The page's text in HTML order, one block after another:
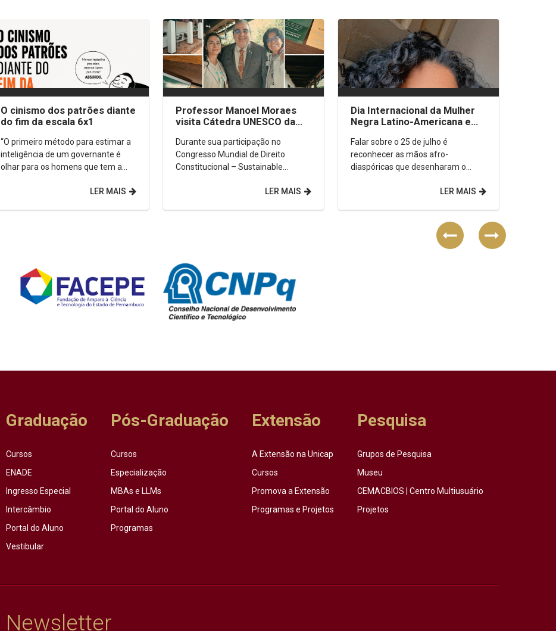
O cinismo dos patrões diante
do fim da escala 6x1
“O primeiro método para estimar a
inteligência de um governante é
olhar para os homens que tem a
(filósofo, historiador, poeta,...LER MAIS
Professor Manoel Moraes
visita Cátedra UNESCO da
Colombia
Durante sua participação no
Congresso Mundial de Direito
Constitucional – Sustainable
Changing World, realizado em
LER MAIS
Dia Internacional da Mulher
Negra Latino-Americana e
Falar sobre o 25 de julho é
reconhecer as mãos afro-
diaspóricas que desenharam o
futuro. O marco dessa data emerge
LER MAIS
Previous
Next
Graduação
Cursos
ENADE
Ingresso Especial
Intercâmbio
Portal do Aluno
Vestibular
Pós-Graduação
Cursos
Especialização
MBAs e LLMs
Portal do Aluno
Programas
Extensão
A Extensão na Unicap
Cursos
Promova a Extensão
Programas e Projetos
Pesquisa
Grupos de Pesquisa
Museu
CEMACBIOS | Centro Multiusuário
Projetos
Newsletter